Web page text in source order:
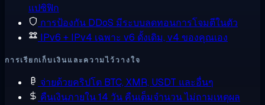
แปซิฟิก
การป้องกัน DDoS มีระบบลดทอนการโจมตีในตัว
IPv6 + IPv4 เฉพาะ v6 ดั้งเดิม, v4 ของคุณเอง
การเรียกเก็บเงินและความไว้วางใจ
จ่ายด้วยคริปโต BTC, XMR, USDT และอื่นๆ
คืนเงินภายใน 14 วัน คืนเต็มจำนวน ไม่ถามเหตุผล